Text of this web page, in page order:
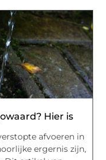
Hier is
afvoeren in
ergernis zijn,